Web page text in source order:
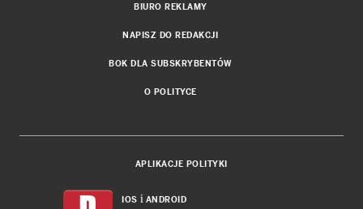
BIURO REKLAMY
NAPISZ DO REDAKCJI
BOK DLA SUBSKRYBENTÓW
O POLITYCE
APLIKACJE POLITYKI
IOS i ANDROID